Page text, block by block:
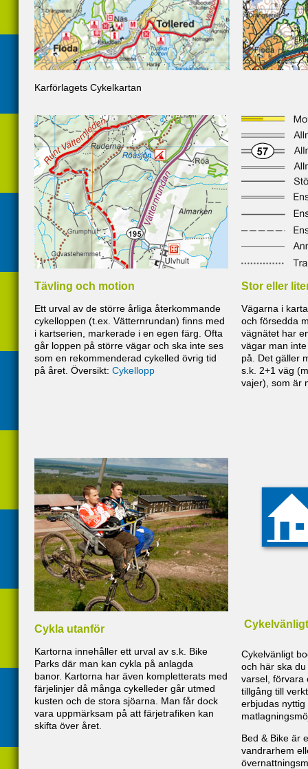
Karförlagets Cykelkartan
Tävling och motion
Ett urval av de större årliga återkommande
cykelloppen (t.ex. Vätternrundan) finns med
i kartserien, markerade i en egen färg. Ofta
går loppen på större vägar och ska inte ses
som en rekommenderad cykelled övrig tid
på året. Översikt: Cykellopp
Stor eller
Vägarna i
och försedda
vägnätet har
vägar man
på. Det gäller
s.k. 2+1 väg
vajer), som är
Cykla utanför
Kartorna innehåller ett urval av s.k. Bike
Parks där man kan cykla på anlagda
banor. Kartorna har även kompletterats med
färjelinjer då många cykelleder går utmed
kusten och de stora sjöarna. Man får dock
vara uppmärksam på att färjetrafiken kan
skifta över året.
Cykelvänligt
och här ska
varsel, förvara
tillgång till
erbjudas
Bed & Bike är
vandrarhem